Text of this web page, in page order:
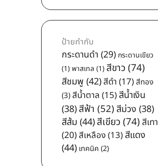
ป้ายกำกับ
กระดานดำ (29) กระดานเขียว
(1)พาสเทล (1) สีขาว(74)
สีชมพู (42)สีดำ(17)สีทอง
(3)สีน้ำตาล(15)สีน้ำเงิน
(38)สีฟ้า (52)สีม่วง (38)
สีส้ม (44)สีเขียว(74)สีเทา
(20)สีเหลือง(13)สีแดง
(44) เทคนิค (2)